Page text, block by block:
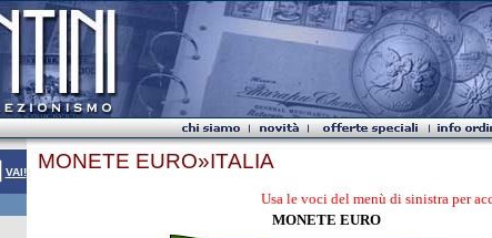
VAI! MONETE EURO»ITALIA
Usa le voci del menù di sinistra per
MONETE EURO